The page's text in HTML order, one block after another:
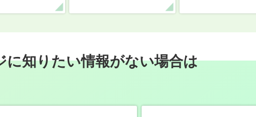
に知りたい情報がない場合は